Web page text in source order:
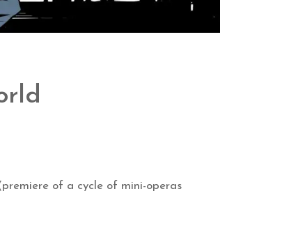
of a cycle of mini-operas